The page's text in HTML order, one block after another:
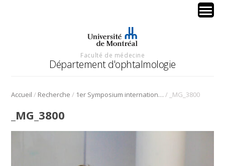
Faculté de médecine
Département d'ophtalmologie
Accueil / Recherche / 1er Symposium international en médecine régénérative de la cornée / _MG_3800
_MG_3800